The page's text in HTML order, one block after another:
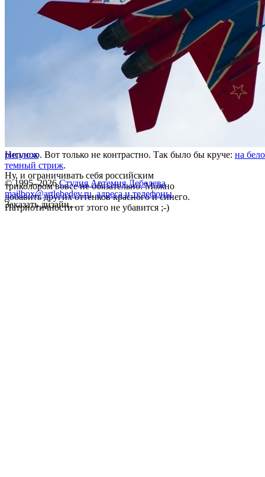
Неплохо. Вот только не контрастно. Так было бы круче: на
темный стриж.
Ну, и ограничивать себя российским
триколором вовсе не обязательно. Можно
добавить других оттенков красного и синего.
Патриотичности от этого не убавится ;-)
рисунок
© 1995–2026 Студия Артемия Лебедева
mailbox@artlebedev.ru, адреса и телефоны
Заказать дизайн...